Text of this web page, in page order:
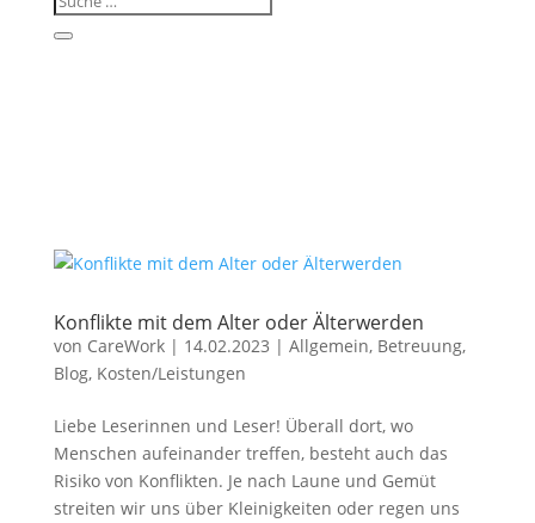
Konflikte mit dem Alter oder Älterwerden
von CareWork| 14.02.2023 | Allgemein, Betreuung,
Blog, Kosten/Leistungen
Liebe Leserinnen und Leser! Überall dort, wo
Menschen aufeinander treffen, besteht auch das
Risiko von Konflikten. Je nach Laune und Gemüt
streiten wir uns über Kleinigkeiten oder regen uns